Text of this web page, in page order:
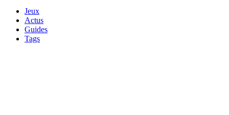
Jeux
Actus
Guides
Tags